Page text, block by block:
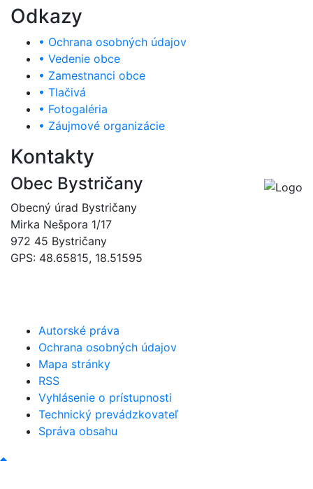
Odkazy
• Ochrana osobných údajov
• Vedenie obce
• Zamestnanci obce
• Tlačivá
• Fotogaléria
• Záujmové organizácie
Kontakty
Obec Bystričany
Obecný úrad Bystričany
Mirka Nešpora 1/17
972 45 Bystričany
GPS: 48.65815, 18.51595
Autorské práva
Ochrana osobných údajov
Mapa stránky
RSS
Vyhlásenie o prístupnosti
Technický prevádzkovateľ
Správa obsahu